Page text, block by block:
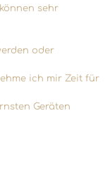
sehr
oder
ich mir Zeit für
Geräten